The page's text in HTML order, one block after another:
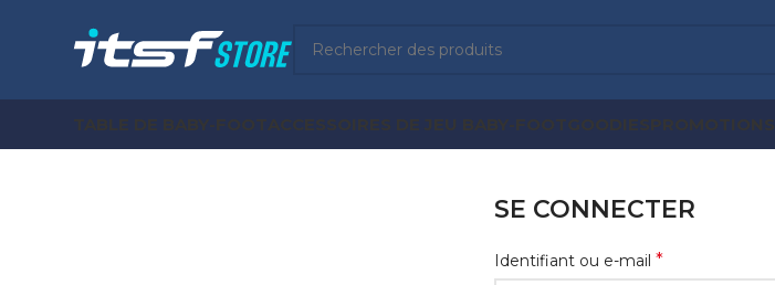
TABLE DE BABY-FOOTACCESSOIRES DE JEU BABY-FOOTGOODIESPROMOTIONS
SE CONNECTER
Identifiant ou e-mail *